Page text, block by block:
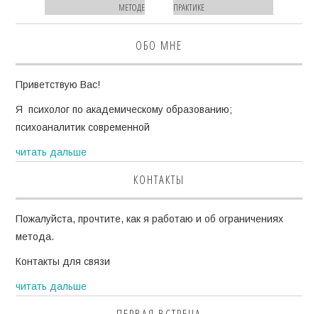
записям
МЕТОДЕ
ПРАКТИКЕ
ОБО МНЕ
Приветствую Вас!
Я психолог по академическому образованию;
психоаналитик современной
читать дальше
КОНТАКТЫ
Пожалуйста, прочтите, как я работаю и об ограничениях
метода.
Контакты для связи
читать дальше